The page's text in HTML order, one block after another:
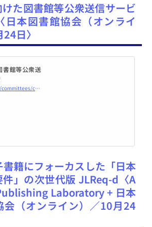
た図書館等公衆送信サービ
日本図書館協会（オンライ
日〉
書館等公衆送
http://www.jla.or.jp/committees/chosaku//tabid/988/Default.aspx
籍にフォーカスした「日本
」の次世代版 JLReq-d〈A
Laboratory + 日本
会（オンライン）／10月24